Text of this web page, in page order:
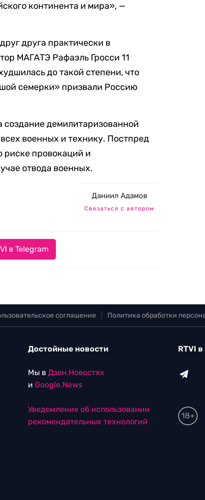
континента и мира», —
друг друга практически в
МАГАТЭ Рафаэль Гросси 11
до такой степени, что
семерки» призвали Россию
демилитаризованной
военных и технику. Постпред
риске провокаций и
отвода военных.
Даниил Адамов
Связаться с автором
в Telegram
соглашение Политика обработки
Достойные новости
Мы в Дзен.Новостях
и Google.News
Уведомление об использовании
рекомендательных технологий
RTVI
18+